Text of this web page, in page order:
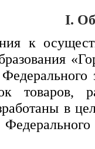
I.
к
товаров,
в